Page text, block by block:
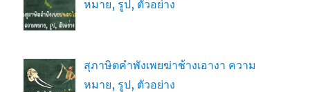
หมาย, รูป, ตัวอย่าง
สุภาษิตคำพังเพยฆ่าช้างเอางา ความ
หมาย, รูป, ตัวอย่าง